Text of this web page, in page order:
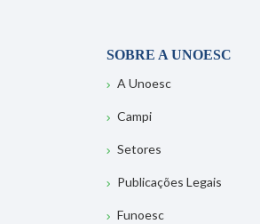
SOBRE A UNOESC
A Unoesc
Campi
Setores
Publicações Legais
Funoesc